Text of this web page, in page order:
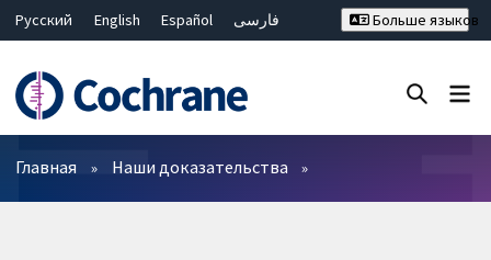
Русский English Español
فارسی
Bahasa Malaysia
ไทย
繁體中文
简体中文
Больше языков
Фильтры
Главная Наши доказательства